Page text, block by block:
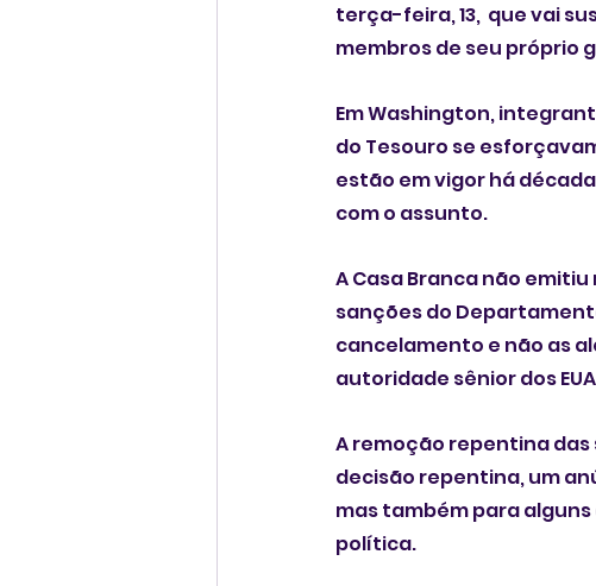
terça-feira, 13,  que vai
membros de seu próprio
Em Washington,
do Tesouro se
estão em vigor há
com o assunto.
A Casa Branca não
sanções do
cancelamento e não as
autoridade sênior dos
A remoção repentina
decisão repentina, um
mas também para
política.